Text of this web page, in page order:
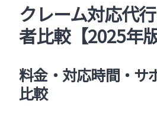
クレーム対応代
者比較【2025年版
料金・対応時間・サ
比較